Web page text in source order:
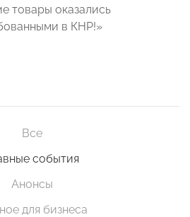
товары оказались
в КНР!»
Все
события
Анонсы
для бизнеса